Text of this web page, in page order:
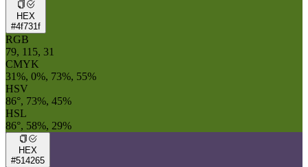
HEX
#4f731f
RGB
79, 115, 31
CMYK
31%, 0%, 73%, 55%
HSV
86°, 73%, 45%
HSL
86°, 58%, 29%
HEX
#514265